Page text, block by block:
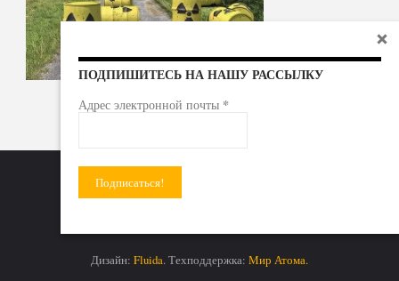
Дизайн: Fluida. Техподдержка: Мир Атома.
ПОДПИШИТЕСЬ НА НАШУ РАССЫЛКУ
Адрес электронной почты *